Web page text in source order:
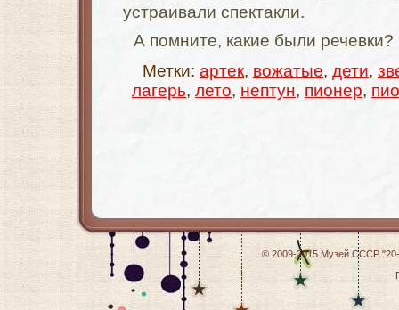
устраивали спектакли.
А помните, какие были речевки?
Метки: артек, вожатые, дети,
лагерь, лето, нептун, пионер,
© 2009-2015 Музей СССР